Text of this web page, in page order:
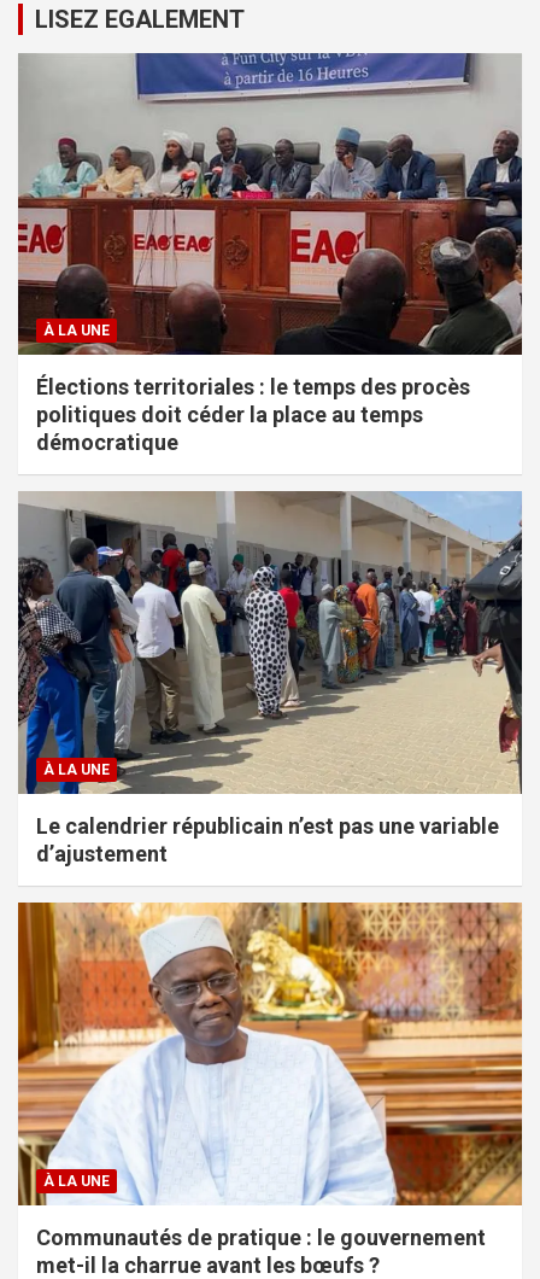
LISEZ EGALEMENT
À LA UNE
Élections territoriales : le temps des procès
politiques doit céder la place au temps
démocratique
À LA UNE
Le calendrier républicain n’est pas une variable
d’ajustement
À LA UNE
Communautés de pratique : le gouvernement
met-il la charrue avant les bœufs ?